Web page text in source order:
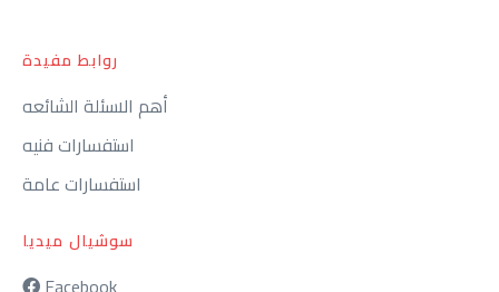
روابط مفيدة
أهم الاسئلة الشائعه
استفسارات فنيه
استفسارات عامة
سوشيال ميديا